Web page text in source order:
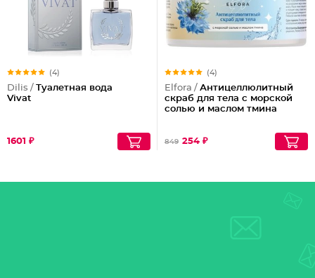
(4)
Dilis / Туалетная вода
Vivat
1601 ₽
(4)
Elfora / Антицеллюлитный
скраб для тела с морской
солью и маслом тмина
849 254 ₽